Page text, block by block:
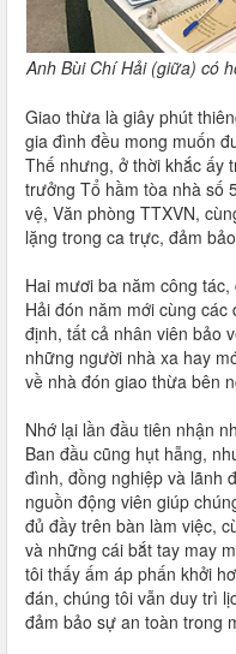
Anh Bùi Chí Hải (giữa) có
Giao thừa là giây phút
gia đình đều mong muốn
Thế nhưng, ở thời khắc ấy
trưởng Tổ hầm tòa nhà số
vệ, Văn phòng TTXVN,
lặng trong ca trực, đảm
Hai mươi ba năm công
Hải đón năm mới cùng
định, tất cả nhân viên bảo
những người nhà xa hay
về nhà đón giao thừa bên
Nhớ lại lần đầu tiên nhận
Ban đầu cũng hụt hẫng,
đình, đồng nghiệp và lãnh
nguồn động viên giúp
đủ đầy trên bàn làm việc,
và những cái bắt tay may
tôi thấy ấm áp phấn khởi
đán, chúng tôi vẫn duy trì
đảm bảo sự an toàn trong